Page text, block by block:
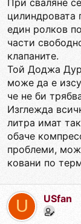
цилиндровата
един ролков
части
клапаните.
Той Доджа
може да е
че не би
Изглежда
литра имат
обаче
проблеми,
ковани по
U USfan